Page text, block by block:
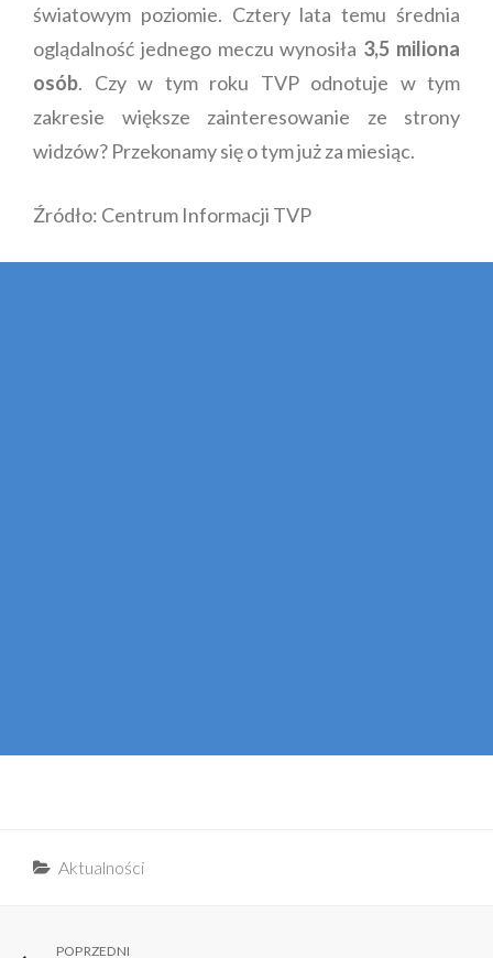
światowym poziomie. Cztery lata temu średnia
oglądalność jednego meczu wynosiła 3,5 miliona
osób. Czy w tym roku TVP odnotuje w tym
zakresie większe zainteresowanie ze strony
widzów? Przekonamy się o tym już za miesiąc.
Źródło: Centrum Informacji TVP
Categories
Aktualności
POPRZEDNI